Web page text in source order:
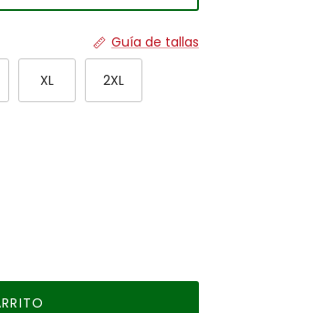
Guía de tallas
XL 2XL